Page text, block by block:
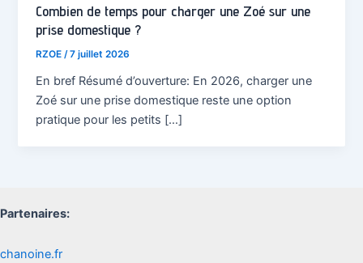
Combien de temps pour charger une Zoé sur une
prise domestique ?
RZOE /7 juillet 2026
En bref Résumé d’ouverture: En 2026, charger une
Zoé sur une prise domestique reste une option
pratique pour les petits […]
Partenaires:
chanoine.fr